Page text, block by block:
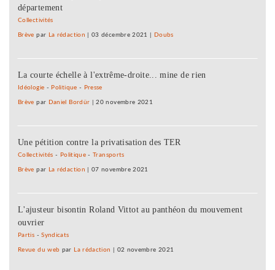
département
Collectivités
Brève par La rédaction |03 décembre 2021 Doubs
La courte échelle à l'extrême-droite... mine de rien
Idéologie - Politique - Presse
Brève par Daniel Bordür |20 novembre 2021
Une pétition contre la privatisation des TER
Collectivités - Politique -Transports
Brève par La rédaction |07 novembre 2021
L'ajusteur bisontin Roland Vittot au panthéon du mouvement
ouvrier
Partis -Syndicats
Revue du web par La rédaction 02 novembre 2021